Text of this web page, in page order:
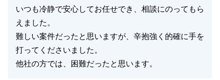
いつも冷静で安心してお任せでき、相談にのってもら
えました。
難しい案件だったと思いますが、辛抱強く的確に手を
打ってくださいました。
他社の方では、困難だったと思います。